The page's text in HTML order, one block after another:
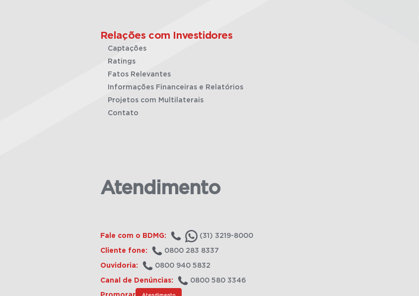
Relações com Investidores
Captações
Ratings
Fatos Relevantes
Informações Financeiras e Relatórios
Projetos com Multilaterais
Contato
Atendimento
Fale com o BDMG: (31) 3219-8000
Cliente fone: 0800 283 8337
Ouvidoria: 0800 940 5832
Canal de Denúncias: 0800 580 3346
Atendimento